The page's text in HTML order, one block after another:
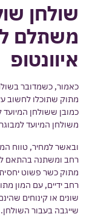
שולחן
משתלם
איוונטופ
כאמור, כשמדובר
מתוק שתוכלו לחשוב
כמובן ששולחן המיועד
משולחן המיועד
ובאשר למחיר, טווח
רחב ומשתנה בהתאם
מתוק כשר פשוט
רחב ידיים, עם המון
שונים או קינוחים
שייגבה בעבור